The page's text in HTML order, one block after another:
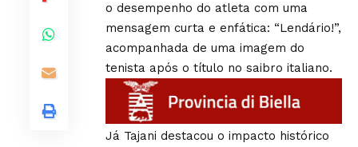
o desempenho do atleta com uma
mensagem curta e enfática: “Lendário!”,
acompanhada de uma imagem do
tenista após o título no saibro italiano.
Já Tajani destacou o impacto histórico